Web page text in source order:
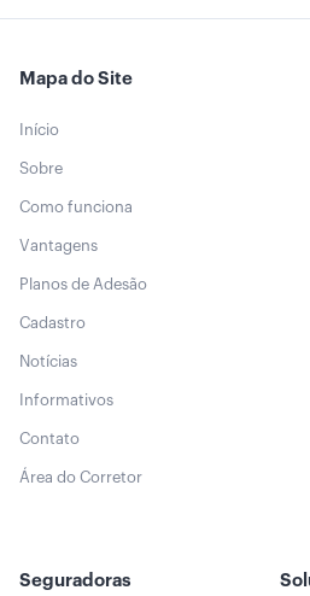
Mapa do Site
Início
Sobre
Como funciona
Vantagens
Planos de Adesão
Cadastro
Notícias
Informativos
Contato
Área do Corretor
Seguradoras